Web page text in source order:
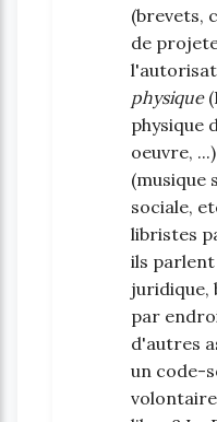
(brevets,
de
physique
physique
oeuvre,
(musique
sociale,
libristes
ils
juridique,
par
d'autres
un code-